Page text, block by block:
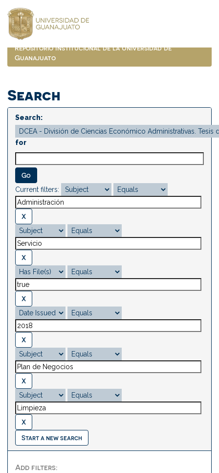
navigation
Repositorio Institucional de la Universidad de
Guanajuato
Search
Search:
for
Current filters:
Start a new search
Add filters: